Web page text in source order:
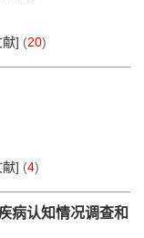
] (20)
] (4)
病认知情况调查和